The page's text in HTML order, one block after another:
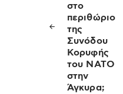
στο
περιθώριο
της
Συνόδου
Κορυφής
του ΝΑΤΟ
στην
Άγκυρα;